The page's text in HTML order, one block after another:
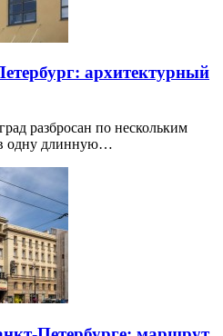
архитектурный
разбросан по нескольким
в одну длинную…